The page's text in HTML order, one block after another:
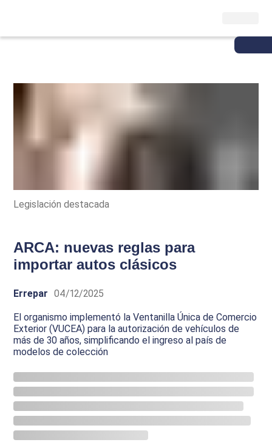
Legislación destacada
ARCA: nuevas reglas para
importar autos clásicos
Errepar 04/12/2025
El organismo implementó la Ventanilla Única de Comercio
Exterior (VUCEA) para la autorización de vehículos de
más de 30 años, simplificando el ingreso al país de
modelos de colección